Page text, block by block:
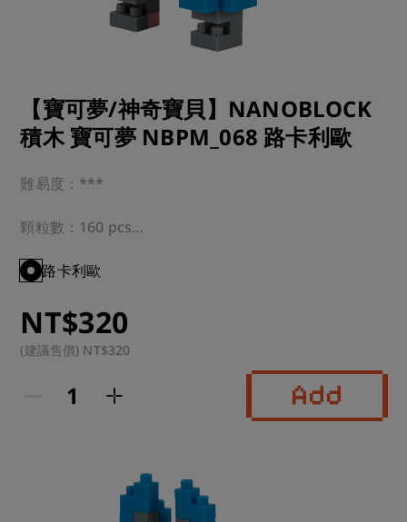
【寶可夢/神奇寶貝】NANOBLOCK
積木 寶可夢 NBPM_068 路卡利歐
難易度：***
顆粒數：160 pcs
適合年齡：12歲以上
運送方式：超商 or 宅配
註：本商品為總廠直接調貨，需要工作天數為一周左右
下單前再請客人注意，若造成不便還請見諒
路卡利歐
NT$320
(建議售價) NT$320
Add